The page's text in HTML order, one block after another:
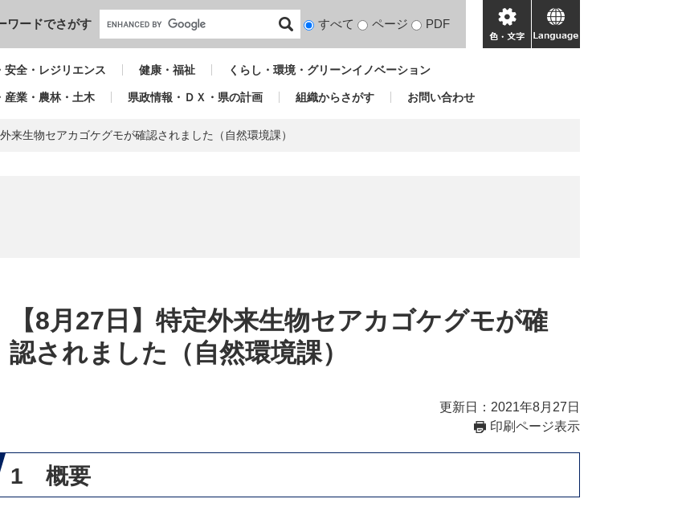
本文へ
ワードでさがす
検
対
すべて ページ PDF
色・
文
language
安全・レジリエンス 健康・福祉 くらし・環境・グリーンイノベーション
産業・農林・土木 県政情報・ＤＸ・県の計画 組織からさがす お問い合わせ
来生物セアカゴケグモが確認されました（自然環境課）
【8月27日】特定外来生物セアカゴケグモが確
認されました（自然環境課）
更新日：2021年8月27日
印刷ページ表示
1 概要